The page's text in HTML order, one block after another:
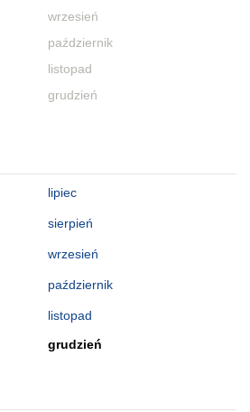
wrzesień
październik
listopad
grudzień
lipiec
sierpień
wrzesień
październik
listopad
grudzień